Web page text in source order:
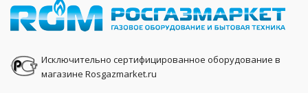
Исключительно сертифицированное оборудование в
магазине Rosgazmarket.ru